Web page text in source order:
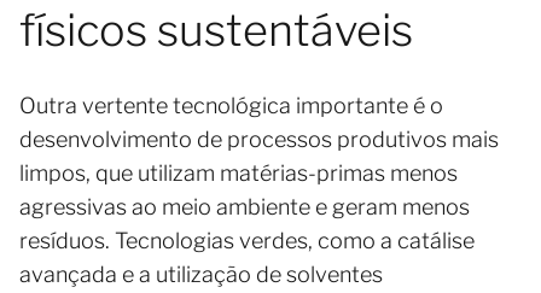
físicos sustentáveis
Outra vertente tecnológica importante é o
desenvolvimento de processos produtivos mais
limpos, que utilizam matérias-primas menos
agressivas ao meio ambiente e geram menos
resíduos. Tecnologias verdes, como a catálise
avançada e a utilização de solventes